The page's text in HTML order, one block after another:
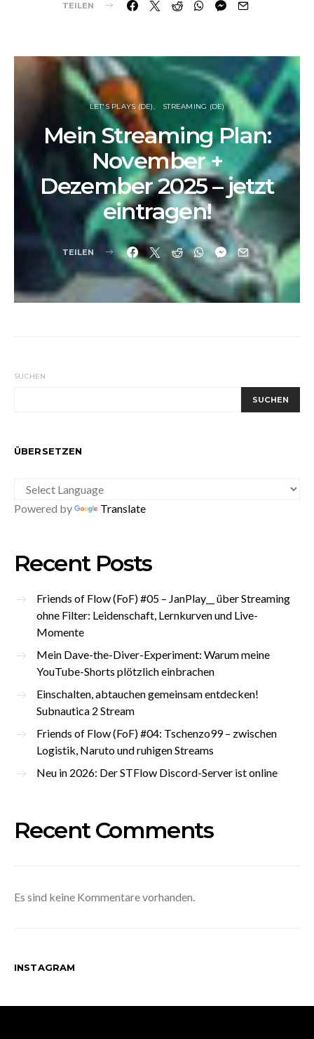
TEILEN
LET'S PLAYS (DE) STREAMING (DE)
Mein Streaming Plan:
November +
Dezember 2025 – jetzt
eintragen!
TEILEN
SUCHEN
SUCHEN
ÜBERSETZEN
Powered by Translate
Recent Posts
Friends of Flow (FoF) #05 – JanPlay__ über Streaming
ohne Filter: Leidenschaft, Lernkurven und Live-
Momente
Mein Dave-the-Diver-Experiment: Warum meine
YouTube-Shorts plötzlich einbrachen
Einschalten, abtauchen gemeinsam entdecken!
Subnautica 2 Stream
Friends of Flow (FoF) #04: Tschenzo99 – zwischen
Logistik, Naruto und ruhigen Streams
Neu in 2026: Der STFlow Discord-Server ist online
Recent Comments
Es sind keine Kommentare vorhanden.
INSTAGRAM